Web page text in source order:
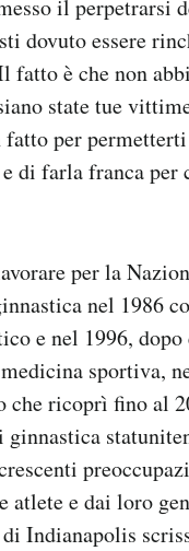
il perpetrarsi
dovuto essere
fatto è che non
state tue
fatto per
di farla franca per
per la
nel 1986
e nel 1996, dopo
sportiva,
che ricoprì fino al
ginnastica
atlete e dai loro
Indianapolis